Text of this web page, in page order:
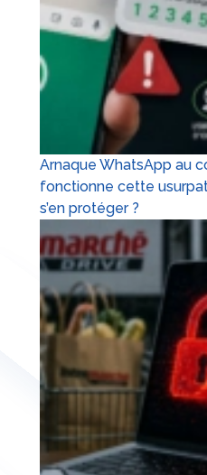
Arnaque WhatsApp au
fonctionne cette
s’en protéger ?